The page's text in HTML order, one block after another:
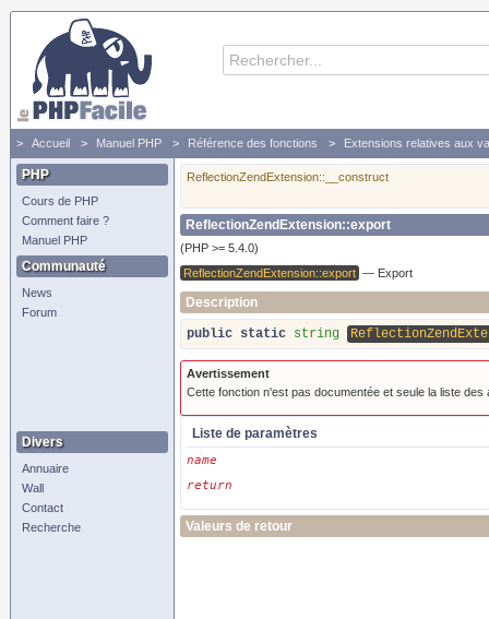
Accueil Manuel PHP Référence des fonctions Extensions relatives aux
PHP
Cours de PHP
Comment faire ?
Manuel PHP
Communauté
News
Forum
Divers
Annuaire
Wall
Contact
Recherche
ReflectionZendExtension::__construct
ReflectionZendExtension::export
(PHP >= 5.4.0)
ReflectionZendExtension::export — Export
Description
public static string
Avertissement
Cette fonction n'est pas documentée et seule la liste des
Liste de paramètres
name
return
Valeurs de retour